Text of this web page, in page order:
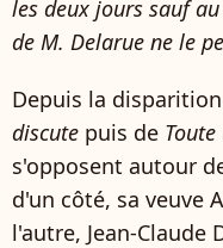
les deux jours sauf
de M. Delarue ne le
Depuis la
discute puis de
s'opposent autour
d'un côté, sa veuve
l'autre, Jean-Claude